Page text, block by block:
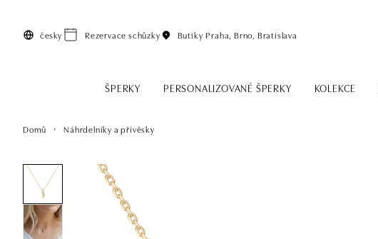
česky Rezervace schůzky Butiky Praha, Brno, Bratislava
ŠPERKY PERSONALIZOVANÉ ŠPERKY KOLEKCE
Domů Náhrdelníky a přívěsky